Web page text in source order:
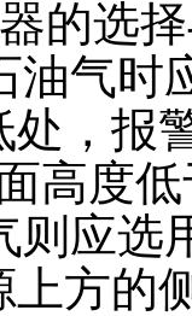
的选
油气时
，报
高度
则应选
方的